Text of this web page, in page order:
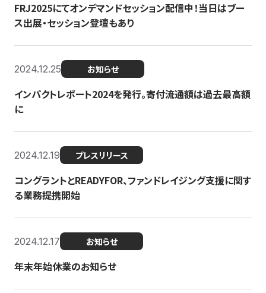
FRJ2025にてオンデマンドセッション配信中！当日はブー
ス出展・セッション登壇もあり
2024.12.25 お知らせ
インパクトレポート2024を発行。寄付流通額は過去最高額
に
2024.12.19 プレスリリース
コングラントとREADYFOR、ファンドレイジング支援に関す
る業務提携開始
2024.12.17 お知らせ
年末年始休業のお知らせ